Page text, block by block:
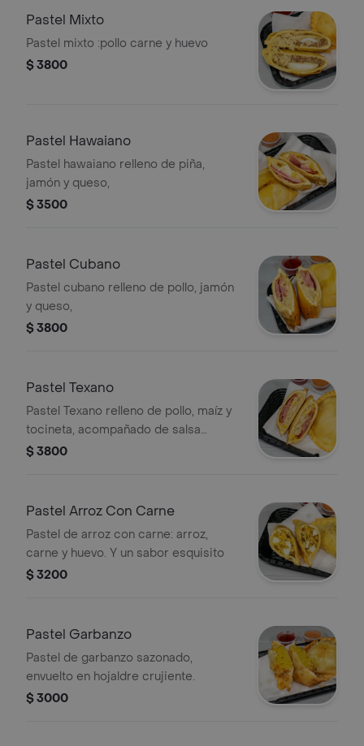
Pastel Mixto
Pastel mixto :pollo carne y huevo
$ 3800
Pastel Hawaiano
Pastel hawaiano relleno de piña,
jamón y queso,
$ 3500
Pastel Cubano
Pastel cubano relleno de pollo, jamón
y queso,
$ 3800
Pastel Texano
Pastel Texano relleno de pollo, maíz y
tocineta, acompañado de salsa
bacon.
$ 3800
Pastel Arroz Con Carne
Pastel de arroz con carne: arroz,
carne y huevo. Y un sabor esquisito
$ 3200
Pastel Garbanzo
Pastel de garbanzo sazonado,
envuelto en hojaldre crujiente.
$ 3000